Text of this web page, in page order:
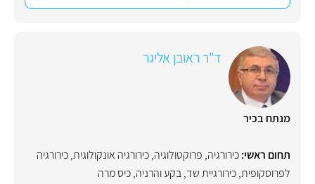
ד"ר ראובן אליגר
מנתח בכיר
תחום ראשי:כירורגיה, פרוקטולוגיה,כירורגיה אונקולוגית,כירורגיה
לפרוסקופית,כירורגיית שד,בקע והרניה,כיס מרה